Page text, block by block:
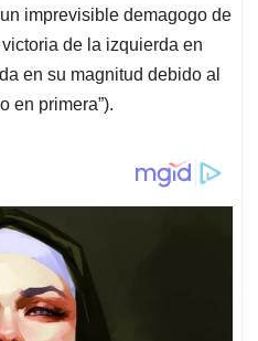
imprevisible demagogo de
de la izquierda en
en su magnitud debido al
en primera”).